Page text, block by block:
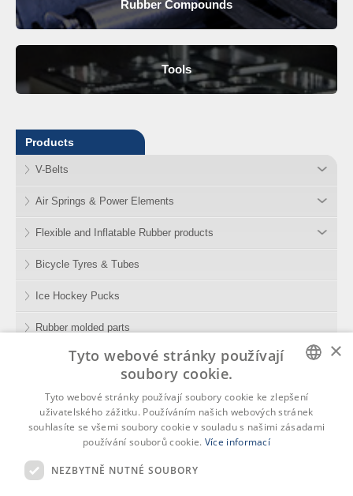
Rubber Compounds
Tools
Products
V-Belts
Air Springs & Power Elements
Flexible and Inflatable Rubber products
Bicycle Tyres & Tubes
Ice Hockey Pucks
Rubber molded parts
Rubber Compounds
Tools
Rubena, s.r.o.
CZECH
×
Tyto webové stránky používají
soubory cookie.
Tyto webové stránky používají soubory cookie ke zlepšení
uživatelského zážitku. Používáním našich webových stránek
souhlasíte se všemi soubory cookie v souladu s našimi zásadami
používání souborů cookie. Více informací
NEZBYTNĚ NUTNÉ SOUBORY